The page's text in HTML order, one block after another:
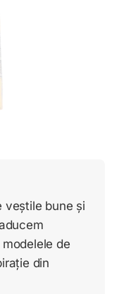
veștile bune și
de
din